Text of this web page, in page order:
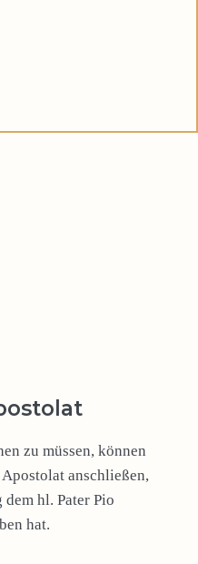
zu müssen, können
anschließen,
hl. Pater Pio
hat.